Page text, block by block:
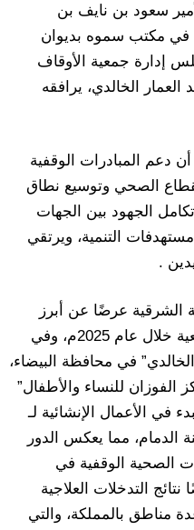
سعود بن نايف بن
في مكتب سموه بديوان
إدارة جمعية الأوقاف
الخالدي، يرافقه
دعم المبادرات الوقفية
الصحي وتوسيع نطاق
الجهود بين الجهات
التنمية، ويرتقي
.
الشرقية عرضًا عن أبرز
المنجزات الإنشائية والطبية للجمعية خلال عام 2025م، وفي
في محافظة البيضاء،
للنساء والأطفال”
في الأعمال الإنشائية لـ
الدمام، مما يعكس الدور
الصحية الوقفية في
التدخلات العلاجية
مناطق بالمملكة، والتي